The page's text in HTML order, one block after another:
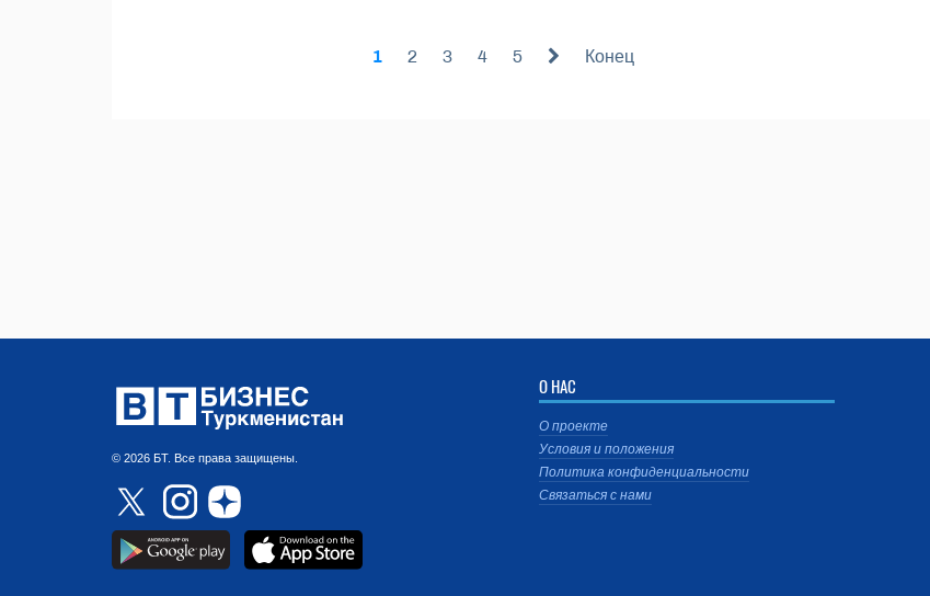
1 2 3 4 5 Конец
© 2026 БТ. Все права защищены.
О НАС
О проекте
Условия и положения
Политика конфиденциальности
Связаться с нами